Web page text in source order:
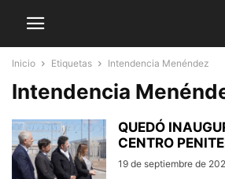
Inicio Etiquetas Intendencia Menéndez
Intendencia
QUEDÓ
CENTRO
19 de septiembre de